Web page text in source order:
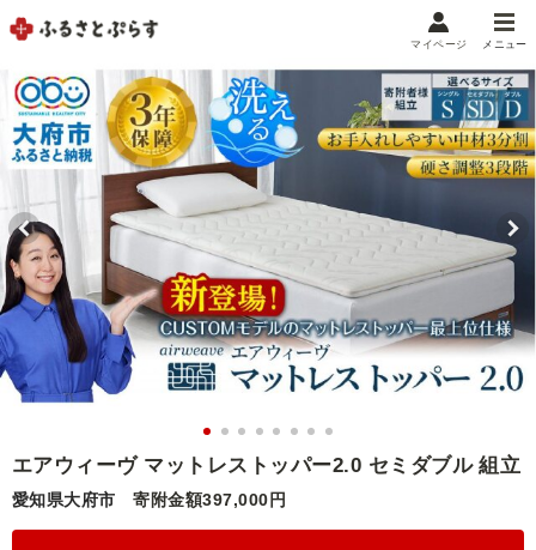
メニュー
マイメニュー
マイページ
お気に入り
メニュー
お礼の品から探す
お礼の品をカテゴリや金額で絞り込み
自治体から探す
ランキング
マイページ
エアウィーヴ マットレストッパー2.0 セミダブル 組立
愛知県大府市 寄附金額397,000円